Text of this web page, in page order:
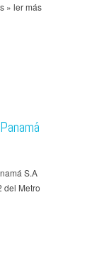
» ler más
S.A
del Metro